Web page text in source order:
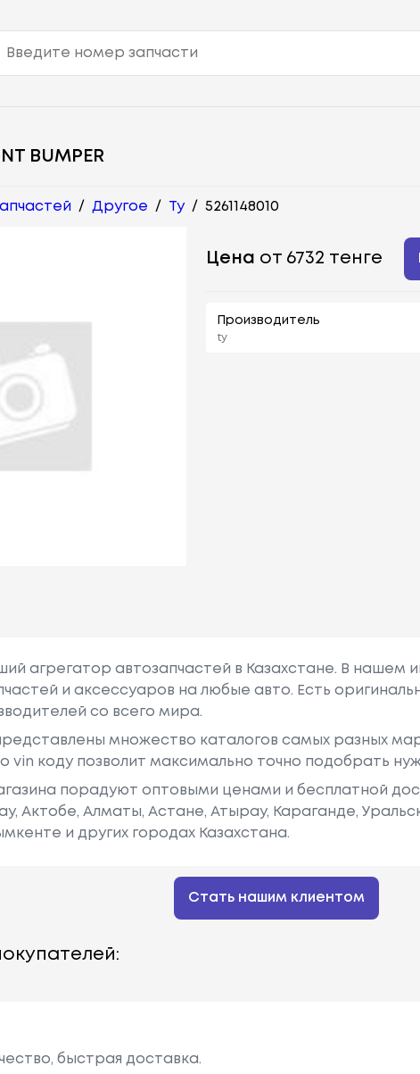
BUMPER
/ Другое / Ty / 5261148010
Цена от 6732 тенге
Производитель
ty
агрегатор автозапчастей в Казахстане. В нашем
и аксессуаров на любые авто. Есть
со всего мира.
множество каталогов самых разных
vin коду позволит максимально точно подобрать
порадуют оптовыми ценами и бесплатной
Актобе, Алматы, Астане, Атырау, Караганде,
и других городах Казахстана.
Стать нашим клиентом
быстрая доставка.